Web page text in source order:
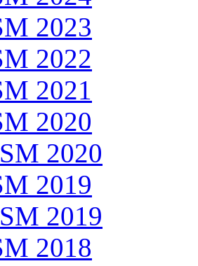
2023
2022
2021
2020
2020
2019
2019
2018